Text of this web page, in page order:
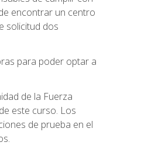
encontrar un centro
solicitud dos
para poder optar a
de la Fuerza
este curso. Los
de prueba en el